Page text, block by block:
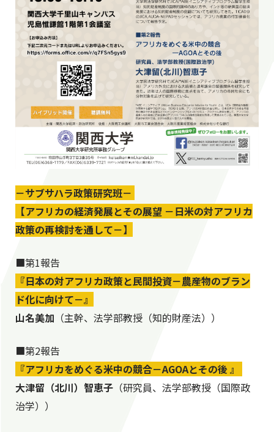
－サブサハラ政策研究班－
【アフリカの経済発展とその展望 －日米の対アフリカ
政策の再検討を通して－】
■第1報告
『日本の対アフリカ政策と民間投資－農産物のブラン
ド化に向けて－』
山名美加 （主幹、法学部教授（知的財産法））
■第2報告
『アフリカをめぐる米中の競合－AGOAとその後 』
大津留（北川）智恵子 （研究員、法学部教授（国際政
治学））